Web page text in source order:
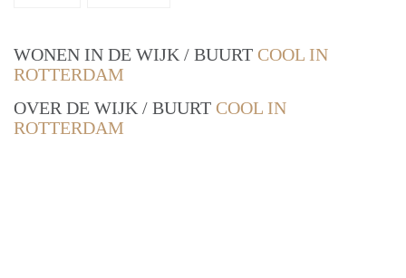
WONEN IN DE WIJK / BUURT COOL IN
ROTTERDAM
OVER DE WIJK / BUURT COOL IN
ROTTERDAM